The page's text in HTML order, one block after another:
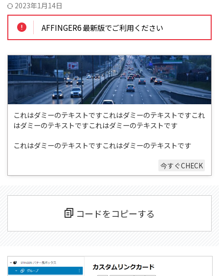
2023年1月14日
AFFINGER6 最新版でご利用ください
これはダミーのテキストですこれはダミーのテキストですこれ
はダミーのテキストですこれはダミーのテキストです
これはダミーのテキストですこれはダミーのテキストです
今すぐCHECK
コードをコピーする